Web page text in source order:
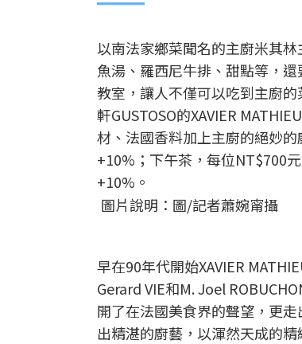
以南法家鄉菜聞名的主廚米其
魚湯、羅西尼牛排、甜點等，
教室，讓人不僅可以吃到主廚
軒GUSTOSO的XAVIER
材、法國香料加上主廚的絕妙
+10%；下午茶，每位NT$700
+10%。
圖片說明：圖/記者蕭婉甯攝
早在90年代開始XAVIER
Gerard VIE和M. Joel
開了在法國美食界的聲望，更
出精湛的廚藝，以渾然天成的